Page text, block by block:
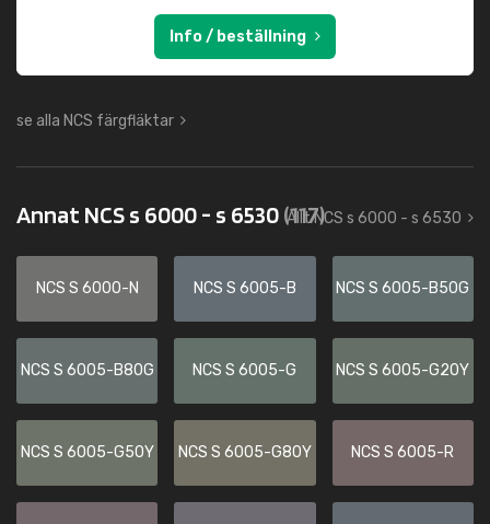
Info / beställning
se alla NCS färgfläktar
Annat NCS s 6000 - s 6530(117)
Allt NCS s 6000 - s 6530
NCS S 6000-N NCS S 6005-B NCS S 6005-B50G
NCS S 6005-B80G NCS S 6005-G NCS S 6005-G20Y
NCS S 6005-G50Y NCS S 6005-G80Y NCS S 6005-R